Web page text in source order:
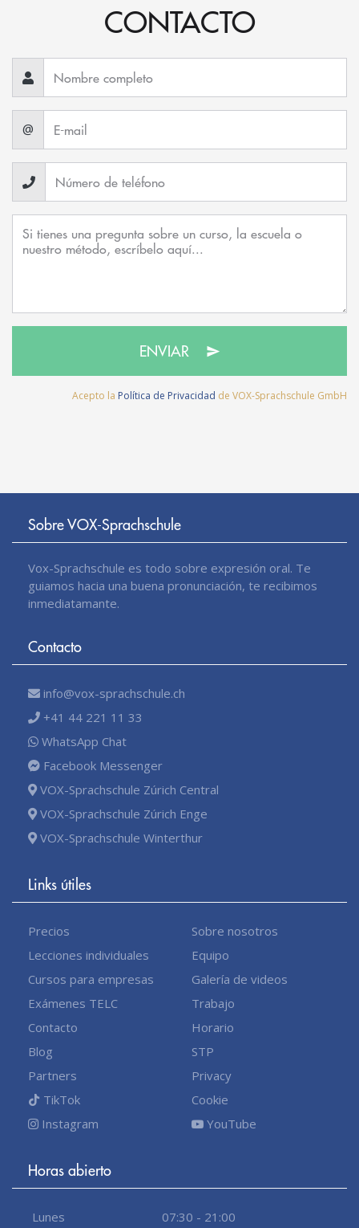
CONTACTO
@
ENVIAR
Acepto la Política de Privacidad de VOX-Sprachschule GmbH
Sobre VOX-Sprachschule
Vox-Sprachschule es todo sobre expresión oral. Te
guiamos hacia una buena pronunciación, te recibimos
inmediatamante.
Contacto
info@vox-sprachschule.ch
+41 44 221 11 33
WhatsApp Chat
Facebook Messenger
VOX-Sprachschule Zúrich Central
VOX-Sprachschule Zúrich Enge
VOX-Sprachschule Winterthur
Links útiles
Precios
Lecciones individuales
Cursos para empresas
Exámenes TELC
Contacto
Blog
Partners
TikTok
Instagram
Sobre nosotros
Equipo
Galería de videos
Trabajo
Horario
STP
Privacy
Cookie
YouTube
Horas abierto
Lunes 07:30 - 21:00